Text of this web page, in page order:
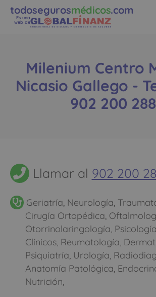
todosegurosmédicos.com
Es una
web de
Milenium Centro
Nicasio Gallego -
902 200 288
Llamar al 902 200
Geriatría, Neurología,
Cirugía Ortopédica,
Otorrinolaringología,
Clínicos, Reumatología,
Psiquiatría, Urología,
Anatomía Patológica,
Nutrición,